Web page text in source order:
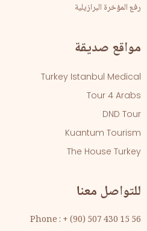
رفع المؤخرة البرازيلية
مواقع صديقة
Turkey Istanbul Medical
Tour 4 Arabs
DND Tour
Kuantum Tourism
The House Turkey
للتواصل معنا
Phone : + (90) 507 430 15 56